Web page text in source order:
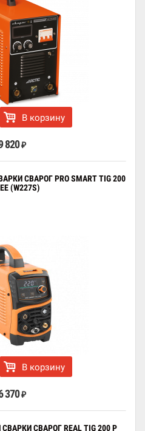
В корзину
820 ₽
СВАРОГ PRO SMART TIG 200
(W227S)
В корзину
370 ₽
СВАРОГ REAL TIG 200 P